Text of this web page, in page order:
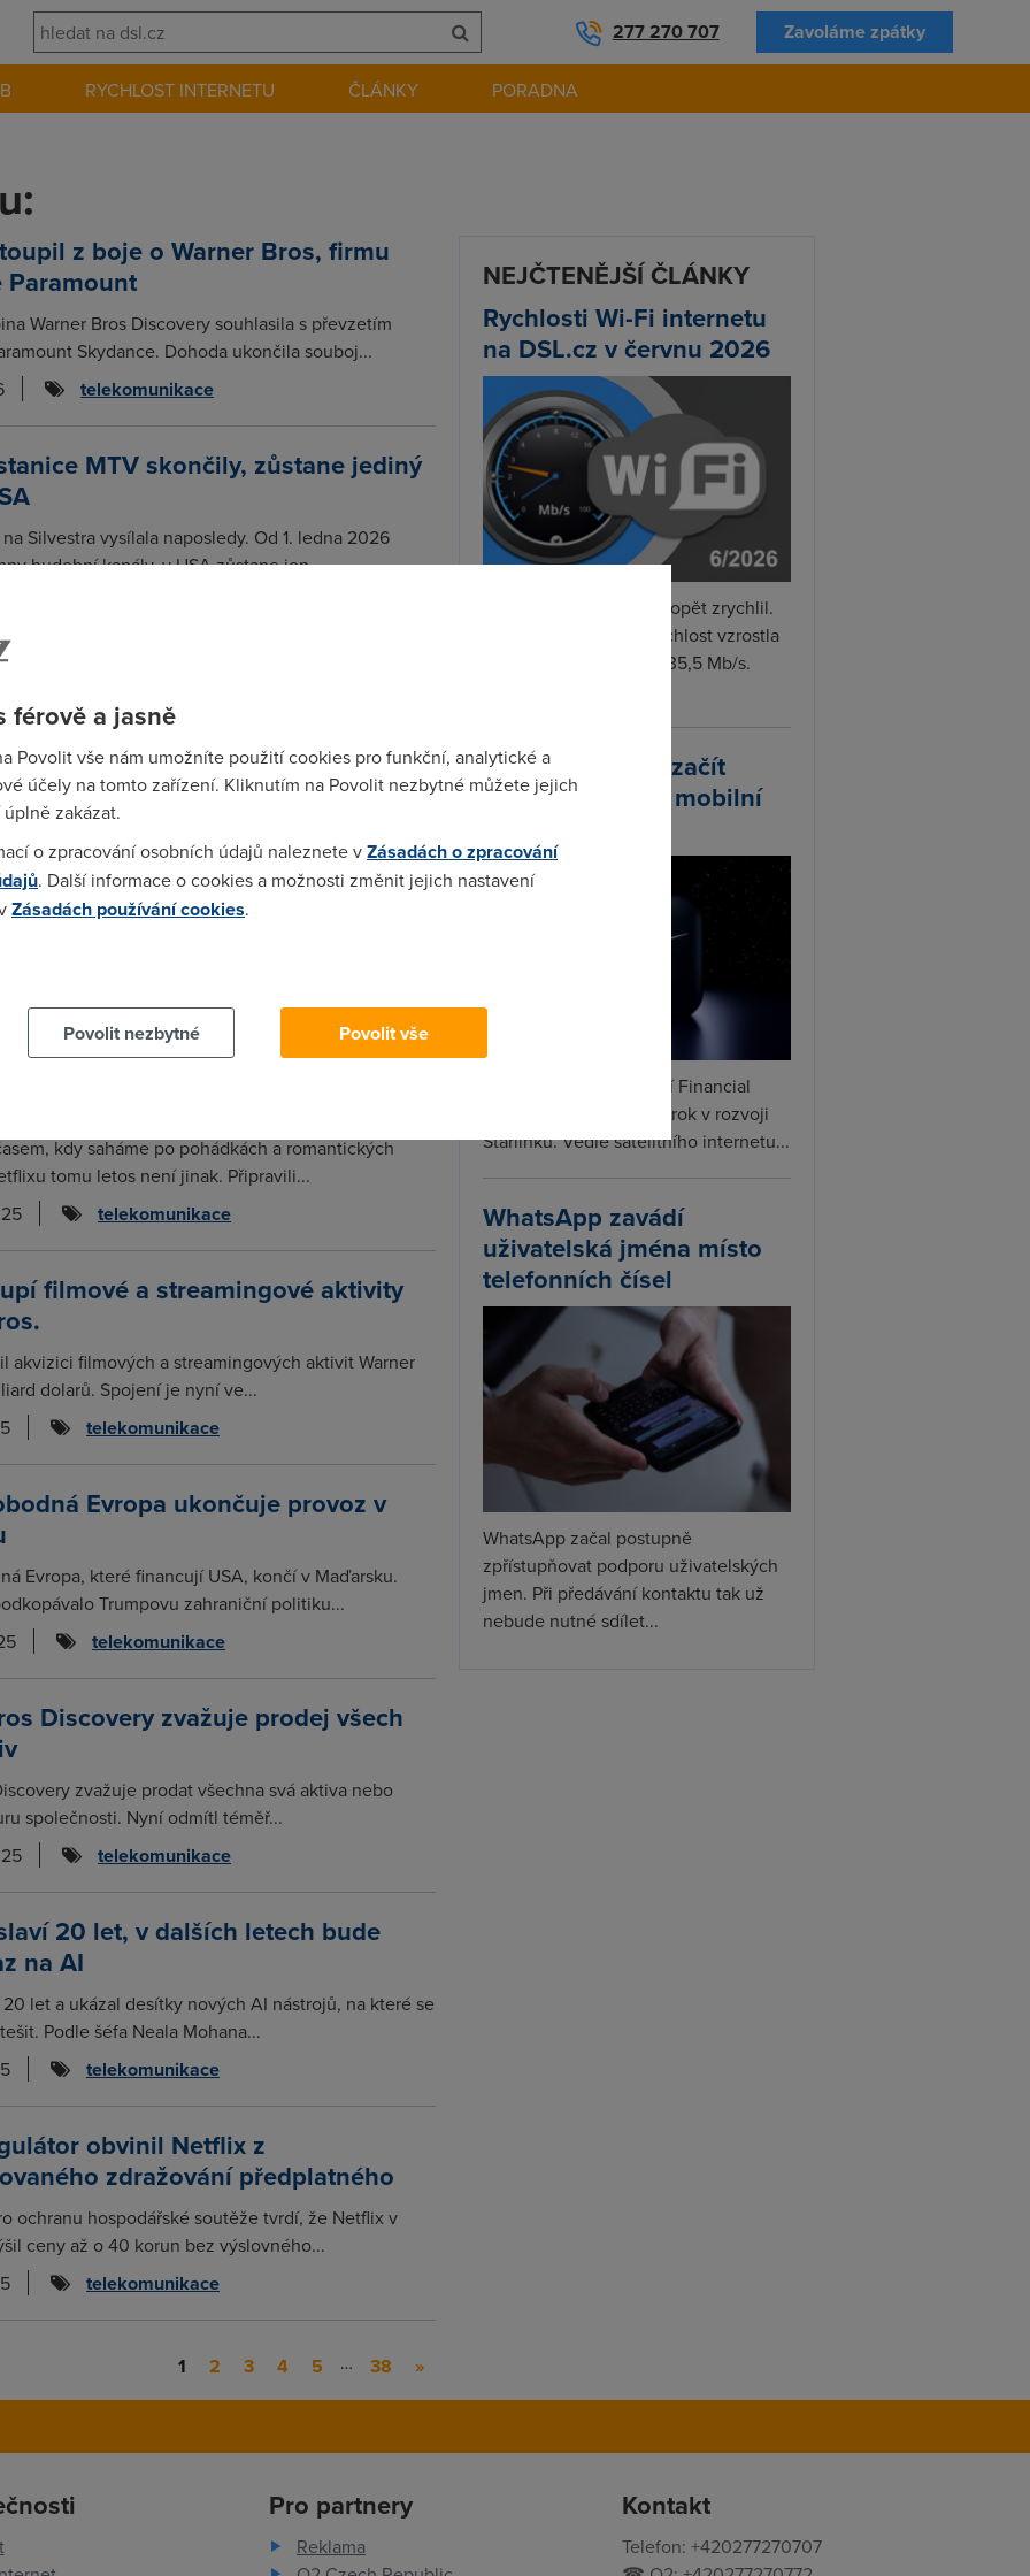
277 270 707 Zavoláme zpátky
RYCHLOST INTERNETU ČLÁNKY PORADNA
z boje o Warner Bros, firmu
Paramount
Warner Bros Discovery souhlasila s převzetím
Skydance. Dohoda ukončila souboj...
telekomunikace
MTV skončily, zůstane jediný
Silvestra vysílala naposledy. Od 1. ledna 2026
hudební kanály, v USA zůstane jen...
nezapomenutelných okamžiků. Podívejte se, jak
zálohovat ve vašem zařízení nebo...
telekomunikace
speciál 2025: Kde a kdy koukat na
vánoční klasiku?
kdy saháme po pohádkách a romantických
tomu letos není jinak. Připravili...
telekomunikace
filmové a streamingové aktivity
akvizici filmových a streamingových aktivit Warner
dolarů. Spojení je nyní ve...
telekomunikace
Evropa ukončuje provoz v
Evropa, které financují USA, končí v Maďarsku.
Trumpovu zahraniční politiku...
telekomunikace
Discovery zvažuje prodej všech
zvažuje prodat všechna svá aktiva nebo
společnosti. Nyní odmítl téměř...
telekomunikace
20 let, v dalších letech bude
na AI
20 let a ukázal desítky nových AI nástrojů, na které se
Podle šéfa Neala Mohana...
telekomunikace
obvinil Netflix z
zdražování předplatného
ochranu hospodářské soutěže tvrdí, že Netflix v
ceny až o 40 korun bez výslovného...
telekomunikace
1 2 3 4 5 … 38 »
NEJČTENĚJŠÍ ČLÁNKY
Rychlosti Wi-Fi internetu
na DSL.cz v červnu 2026
Wi-Fi internet v červnu opět zrychlil.
Průměrná naměřená rychlost vzrostla
meziměsíčně o 4 % na 35,5 Mb/s.
Starlink plánuje začít
prodávat vlastní mobilní
SpaceX podle informací Financial
Times připravuje další krok v rozvoji
Starlinku. Vedle satelitního internetu...
WhatsApp zavádí
uživatelská jména místo
telefonních čísel
WhatsApp začal postupně
zpřístupňovat podporu uživatelských
jmen. Při předávání kontaktu tak už
nebude nutné sdílet...
Pro partnery
Reklama
Kontakt
Telefon: +420277270707
férově a jasně
Povolit vše nám umožníte použití cookies pro funkční, analytické a
účely na tomto zařízení. Kliknutím na Povolit nezbytné můžete jejich
zakázat.
o zpracování osobních údajů naleznete vZásadách o zpracování
. Další informace o cookies a možnosti změnit jejich nastavení
Zásadách používání cookies.
Povolit nezbytné
Povolit vše